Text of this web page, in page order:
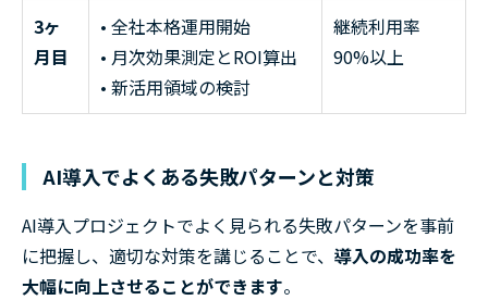
3ヶ
月目
• 全社本格運用開始
• 月次効果測定とROI算出
• 新活用領域の検討
継続利用率
90%以上
AI導入でよくある失敗パターンと対策
AI導入プロジェクトでよく見られる失敗パターンを事前
に把握し、適切な対策を講じることで、 導入の成功率を
大幅に向上させることができます。